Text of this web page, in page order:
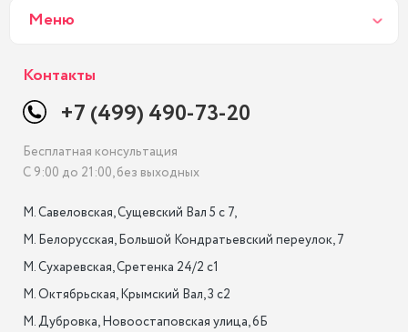
Меню
Контакты
+7 (499) 490-73-20
Бесплатная консультация
С 9:00 до 21:00, без выходных
М. Савеловская, Сущевский Вал 5 с 7,
М. Белорусская, Большой Кондратьевский переулок, 7
М. Сухаревская, Сретенка 24/2 с1
М. Октябрьская, Крымский Вал, 3 с2
М. Дубровка, Новоостаповская улица, 6Б